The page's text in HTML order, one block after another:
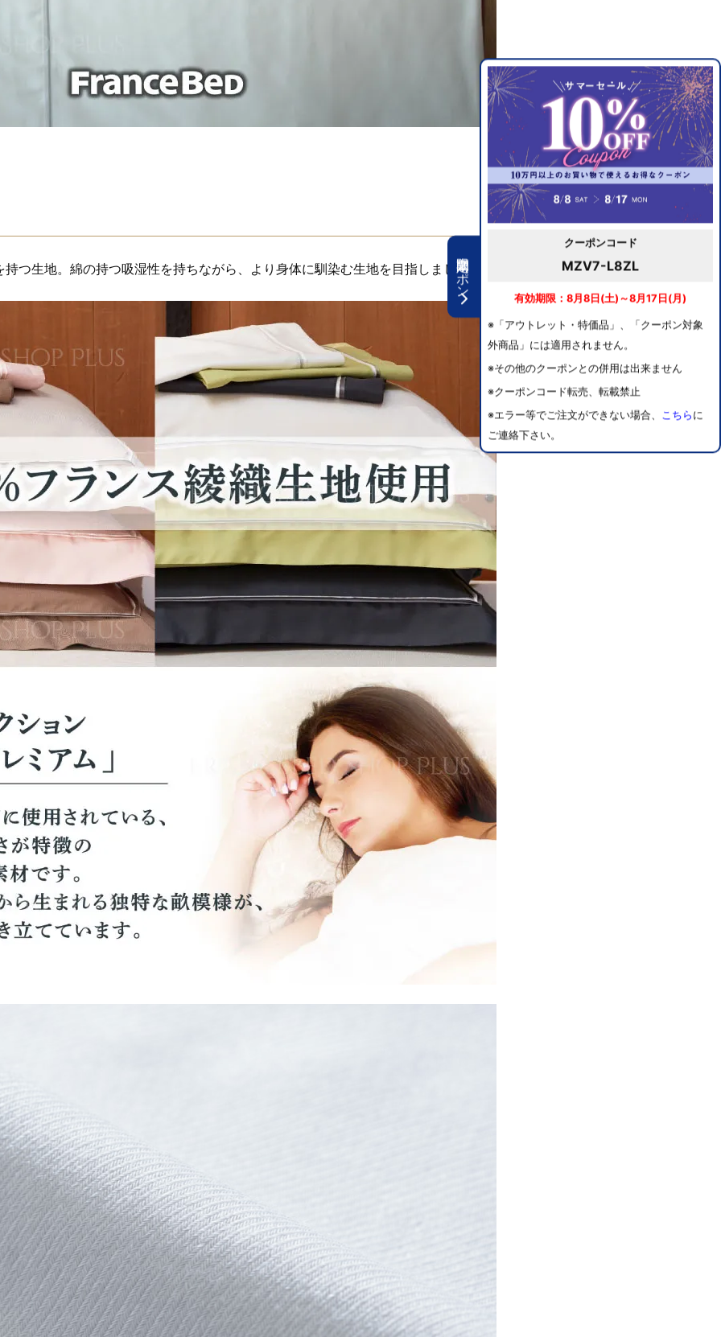
期間限定クーポン
クーポンコード
MZV7-L8ZL
有効期限：8月8日(土)～8月17日(月)
※「アウトレット・特価品」、「クーポン対象
外商品」には適用されません。
※その他のクーポンとの併用は出来ません
※クーポンコード転売、転載禁止
※エラー等でご注文ができない場合、 こちら に
ご連絡下さい。
つ生地。綿の持つ吸湿性を持ちながら、より身体に馴染む生地を目指しました。